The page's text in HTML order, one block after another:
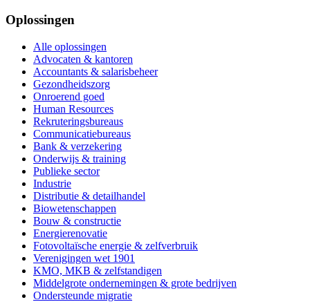
Oplossingen
Alle oplossingen
Advocaten & kantoren
Accountants & salarisbeheer
Gezondheidszorg
Onroerend goed
Human Resources
Rekruteringsbureaus
Communicatiebureaus
Bank & verzekering
Onderwijs & training
Publieke sector
Industrie
Distributie & detailhandel
Biowetenschappen
Bouw & constructie
Energierenovatie
Fotovoltaïsche energie & zelfverbruik
Verenigingen wet 1901
KMO, MKB & zelfstandigen
Middelgrote ondernemingen & grote bedrijven
Ondersteunde migratie